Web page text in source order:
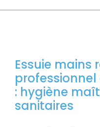
Essuie mains
: hygiène
sanitaires